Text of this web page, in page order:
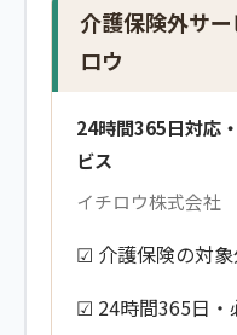
介護保険外サ
ロウ
24時間365日対応
ビス
イチロウ株式会社
☑ 介護保険の対
☑ 24時間365日・